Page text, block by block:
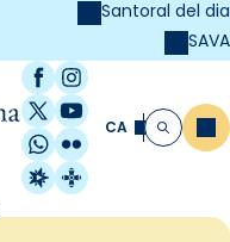
Santoral del dia
SAVA
Facebook
Instagram
X / Twitter
YouTube
WhatsApp
Flickr
Radio Estel
Catalunya
CA Cerca